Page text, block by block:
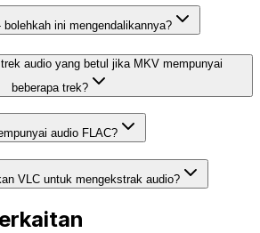
ini mengendalikannya?
audio yang betul jika MKV mempunyai
beberapa trek?
audio FLAC?
VLC untuk mengekstrak audio?